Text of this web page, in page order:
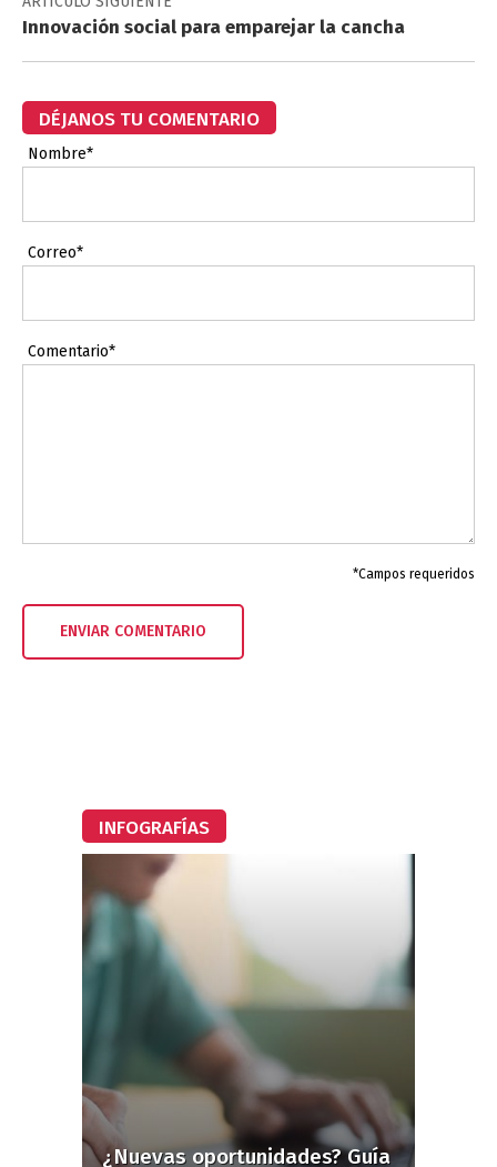
Innovación social para emparejar la cancha
DÉJANOS TU COMENTARIO
Nombre*
Correo*
Comentario*
*Campos requeridos
INFOGRAFÍAS
¿Nuevas oportunidades? Guía